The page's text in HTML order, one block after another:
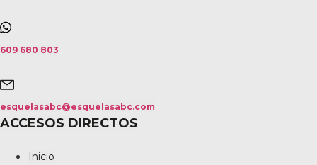
609 680 803
esquelasabc@esquelasabc.com
ACCESOS DIRECTOS
Inicio